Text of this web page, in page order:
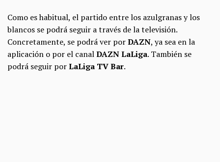
Como es habitual, el partido entre los azulgranas y los
blancos se podrá seguir a través de la televisión.
Concretamente, se podrá ver porDAZN, ya sea en la
aplicación o por el canalDAZN LaLiga. También se
podrá seguir porLaLiga TV Bar.